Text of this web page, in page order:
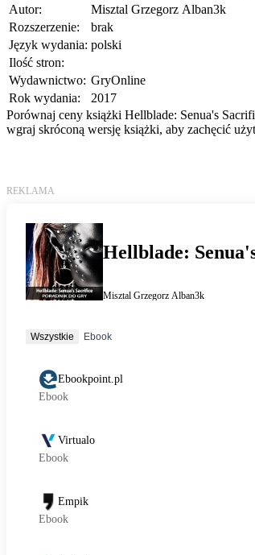
Autor:
Misztal Grzegorz Alban3k
Rozszerzenie:
brak
Język wydania: polski
Ilość stron:
Wydawnictwo: GryOnline
Rok wydania:
2017
Porównaj ceny książki Hellblade: Senua's
wgraj skróconą wersję książki, aby zachęcić